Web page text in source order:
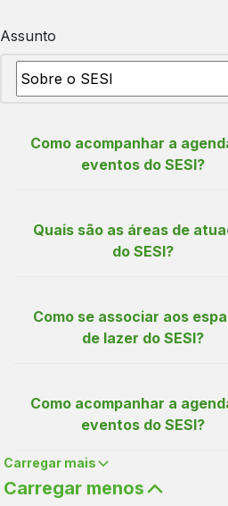
Assunto
Como acompanhar a
eventos do SESI?
do SESI Nacional basta
área especial EVENTOS,
SESI do seu estado é
que entre em contato
Clique aquipara conferir os
contatos das unidades do
Quais são as áreas de
do SESI?
Sesi Viva+
Consultoria e
ocupacionais
Exames ocupacionais
Como se associar aos
de lazer do SESI?
espaços de lazer do SESI
acordo com cada estado.
Para obter informações
sobre valores, requisitos e
Como acompanhar a
eventos do SESI?
Caso deseje acompanhar os
do SESI Nacional basta
Carregar mais
Carregar menos